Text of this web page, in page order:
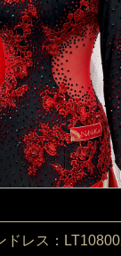
ドレス：